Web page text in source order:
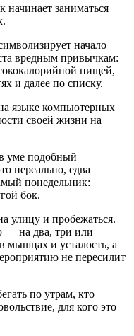
начинает заниматься
начало
вредным привычкам:
пищей,
и далее по списку.
языке компьютерных
своей жизни на
уме подобный
нереально, едва
понедельник:
бок.
улицу и пробежаться.
— на два, три или
мышцах и усталость, а
не пересилит
по утрам, кто
для кого это